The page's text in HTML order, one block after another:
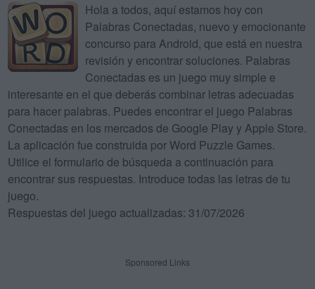
Hola a todos, aquí estamos hoy con
Palabras Conectadas, nuevo y emocionante
concurso para Android, que está en nuestra
revisión y encontrar soluciones. Palabras
Conectadas es un juego muy simple e
interesante en el que deberás combinar letras adecuadas
para hacer palabras. Puedes encontrar el juego Palabras
Conectadas en los mercados de Google Play y Apple Store.
La aplicación fue construida por Word Puzzle Games.
Utilice el formulario de búsqueda a continuación para
encontrar sus respuestas. Introduce todas las letras de tu
juego.
Respuestas del juego actualizadas: 31/07/2026
Sponsored Links